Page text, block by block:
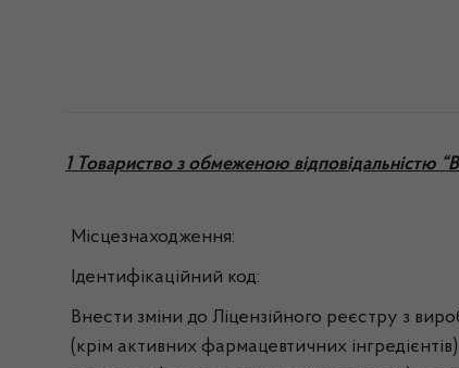
1 Товариство з обмеженою
Місцезнаходження:
Ідентифікаційний код:
Внести зміни до Ліцензійного реєстру з
(крім активних фармацевтичних